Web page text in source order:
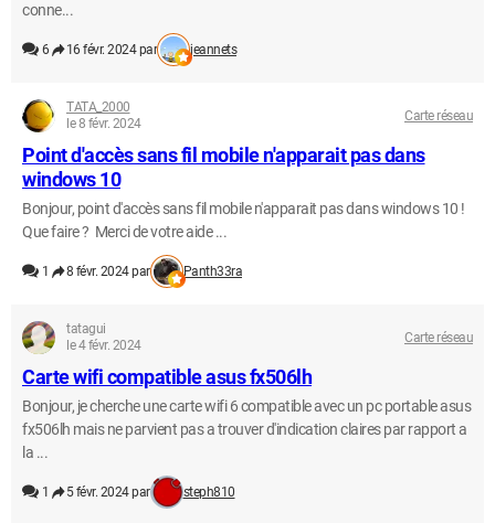
conne...
6 16 févr. 2024 par jeannets
TATA_2000
le 8 févr. 2024
Carte réseau
Point d'accès sans fil mobile n'apparait pas dans
windows 10
Bonjour, point d'accès sans fil mobile n'apparait pas dans windows 10 !
Que faire ? Merci de votre aide ...
1 8 févr. 2024 par Panth33ra
tatagui
le 4 févr. 2024
Carte réseau
Carte wifi compatible asus fx506lh
Bonjour, je cherche une carte wifi 6 compatible avec un pc portable asus
fx506lh mais ne parvient pas a trouver d'indication claires par rapport a
la ...
1 5 févr. 2024 par steph810